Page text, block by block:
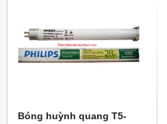
Bóng huỳnh quang T5-